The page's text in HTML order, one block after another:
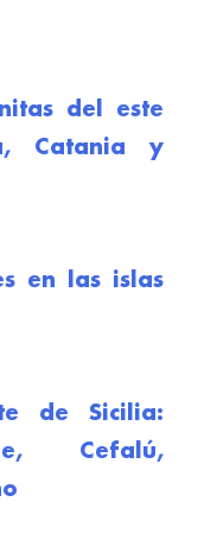
del este
Catania y
en las islas
de Sicilia:
Cefalú,